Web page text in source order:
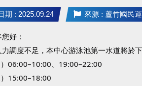
期 : 2025.09.24 來源 : 蘆竹國民
好：
調度不足，本中心游泳池第一水道將於
06:00–10:00、19:00–22:00
15:00–18:00